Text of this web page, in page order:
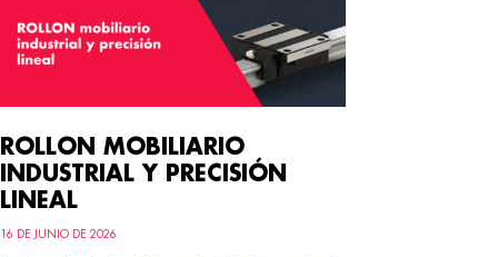
ROLLON MOBILIARIO
INDUSTRIAL Y PRECISIÓN
LINEAL
16 DE JUNIO DE 2026